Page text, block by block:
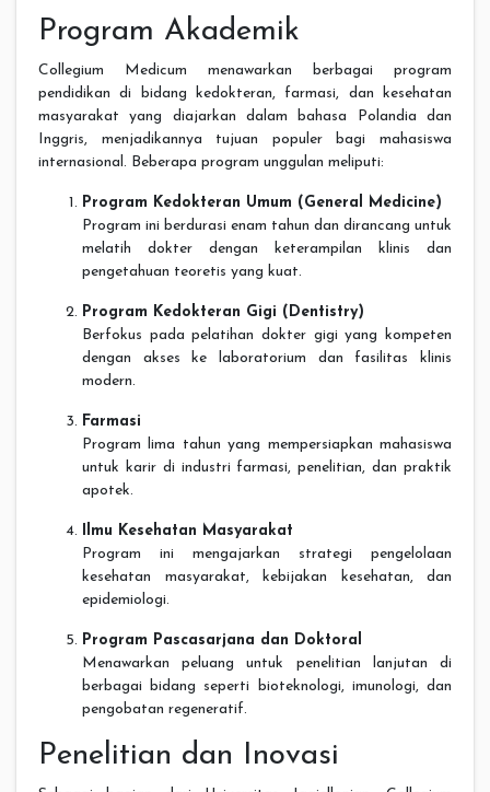
Program Akademik
Collegium Medicum menawarkan berbagai program
pendidikan di bidang kedokteran, farmasi, dan kesehatan
masyarakat yang diajarkan dalam bahasa Polandia dan
Inggris, menjadikannya tujuan populer bagi mahasiswa
internasional. Beberapa program unggulan meliputi:
Program Kedokteran Umum (General Medicine)
Program ini berdurasi enam tahun dan dirancang untuk
melatih dokter dengan keterampilan klinis dan
pengetahuan teoretis yang kuat.
Program Kedokteran Gigi (Dentistry)
Berfokus pada pelatihan dokter gigi yang kompeten
dengan akses ke laboratorium dan fasilitas klinis
modern.
Farmasi
Program lima tahun yang mempersiapkan mahasiswa
untuk karir di industri farmasi, penelitian, dan praktik
apotek.
Ilmu Kesehatan Masyarakat
Program ini mengajarkan strategi pengelolaan
kesehatan masyarakat, kebijakan kesehatan, dan
epidemiologi.
Program Pascasarjana dan Doktoral
Menawarkan peluang untuk penelitian lanjutan di
berbagai bidang seperti bioteknologi, imunologi, dan
pengobatan regeneratif.
Penelitian dan Inovasi